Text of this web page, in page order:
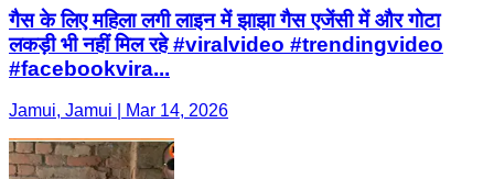
गैस के लिए महिला लगी लाइन में झाझा गैस एजेंसी में और गोटा
लकड़ी भी नहीं मिल रहे #viralvideo #trendingvideo
#facebookvira...
Jamui, Jamui | Mar 14, 2026